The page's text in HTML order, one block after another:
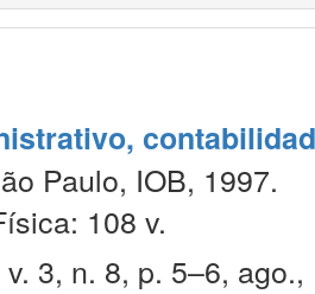
Paulo, IOB, 1997.
108 v.
3, n. 8, p. 5–6, ago.,